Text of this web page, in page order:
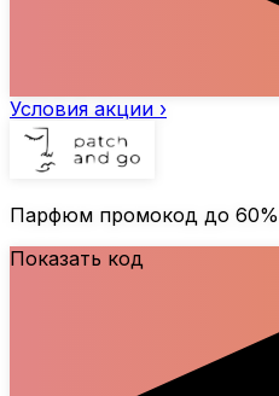
Условия акции ›
Парфюм промокод до 60%
Показать код